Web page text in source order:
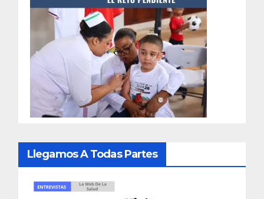
Llegamos A Todas Partes